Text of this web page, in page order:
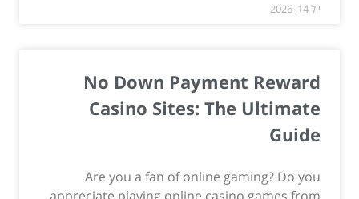
יול 14, 2026
No Down Payment Reward
Casino Sites: The Ultimate
Guide
Are you a fan of online gaming? Do you